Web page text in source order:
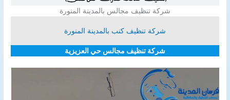
شركة تنظيف مجالس بالمدينة المنورة
شركة تنظيف كنب بالمدينة المنورة
شركة تنظيف مجالس حي العزيزية